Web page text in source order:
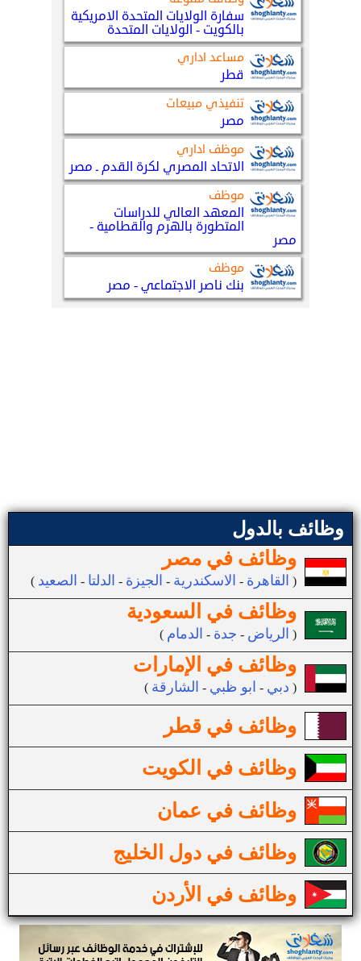
وظائف بالدول
وظائف في مصر
( القاهرة - الاسكندرية - الجيزة - الدلتا - الصعيد )
وظائف في السعودية
( الرياض - جدة - الدمام )
وظائف في الإمارات
( دبي - ابو ظبي - الشارقة )
وظائف في قطر
وظائف في الكويت
وظائف في عمان
وظائف في دول الخليج
وظائف في الأردن